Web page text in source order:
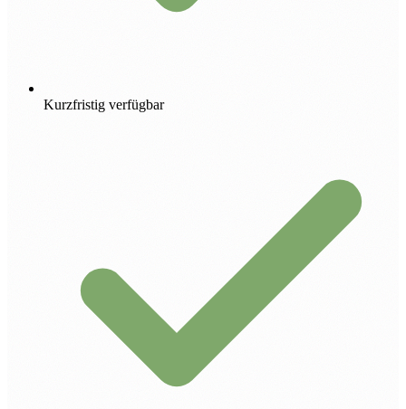
Kurzfristig verfügbar